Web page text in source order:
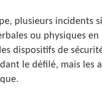
plusieurs incidents
ou physiques
dispositifs de
le défilé, mais les